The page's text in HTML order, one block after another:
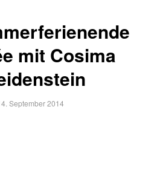
mit Cosima
September 2014